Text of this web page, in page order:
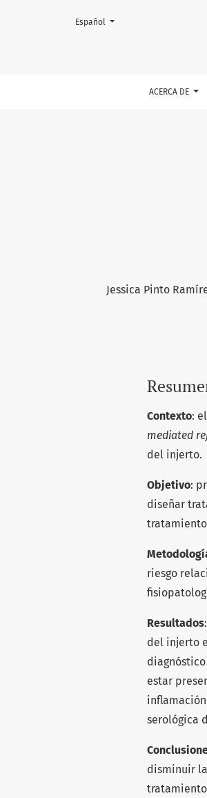
ACERCA DE
Cambiar el idioma. El actual es:
Español
Jessica Pinto
Contexto:
mediated
del injerto.
Objetivo:
diseñar
riesgo
Resultados
del injerto
estar
serológica
disminuir